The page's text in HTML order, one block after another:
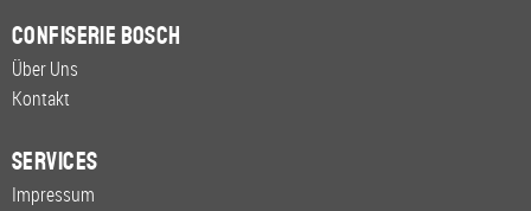
Confiserie Bosch
Über Uns
Kontakt
Services
Impressum